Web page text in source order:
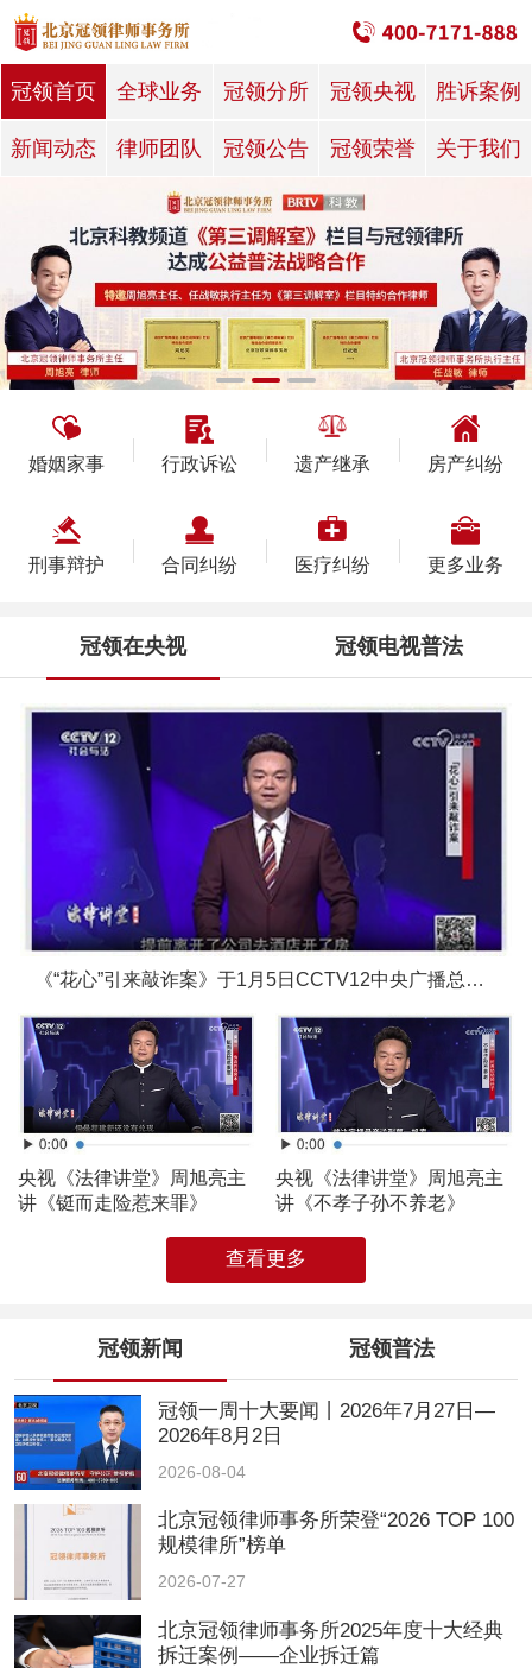
冠领首页 全球业务 冠领分所 冠领央视 胜诉案例
新闻动态 律师团队 冠领公告 冠领荣誉 关于我们
婚姻家事 行政诉讼 遗产继承 房产纠纷
刑事辩护 合同纠纷 医疗纠纷 更多业务
冠领在央视 冠领电视普法
《“花心”引来敲诈案》于1月5日CCTV12中央广播总台圆满播出
央视《法律讲堂》周旭亮主
讲《铤而走险惹来罪》
央视《法律讲堂》周旭亮主
讲《不孝子孙不养老》
查看更多
冠领新闻 冠领普法
冠领一周十大要闻丨2026年7月27日—
2026年8月2日
2026-08-04
北京冠领律师事务所荣登“2026 TOP 100
规模律所”榜单
2026-07-27
北京冠领律师事务所2025年度十大经典
拆迁案例——企业拆迁篇